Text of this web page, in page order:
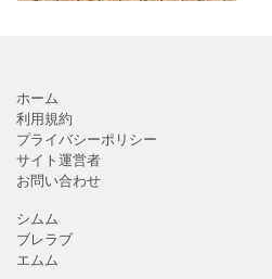
ホーム
利用規約
プライバシーポリシー
サイト運営者
お問い合わせ
シムム
ブレラブ
エムム